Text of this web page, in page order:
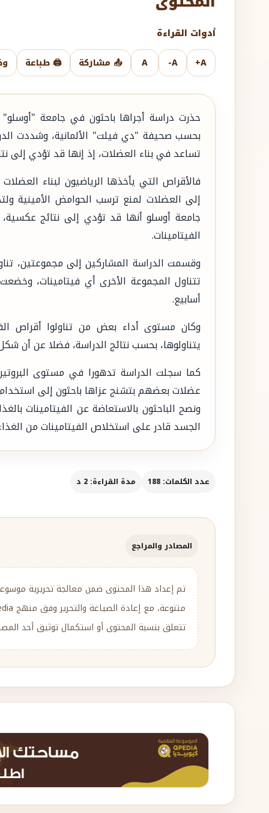
أدوات القراءة
A+
A-
A 📤 مشاركة 🖨️ طباعة
حذرت دراسة أجراها باحثون في جامعة
بحسب صحيفة "دي فيلت" الألمانية، وشددت
تساعد في بناء العضلات، إذ إنها قد تؤدي إلى
إلى العضلات لمنع ترسب الحوامض الأمينية
جامعة أوسلو أنها قد تؤدي إلى نتائج
الفيتامينات.
تتناول المجموعة الأخرى أي فيتامينات،
أسابيع.
وكان مستوى أداء بعض من تناولوا أقراص
يتناولوها، بحسب نتائج الدراسة، فضلا عن أن
كما سجلت الدراسة تدهورا في مستوى
عضلات بعضهم بتشنج عزاها باحثون إلى استخدام
ونصح الباحثون بالاستعاضة عن الفيتامينات
الجسد قادر على استخلاص الفيتامينات من
عدد الكلمات: 188 مدة القراءة: 2 د
المصادر والمراجع
تم إعداد هذا المحتوى ضمن معالجة تحريرية
تتعلق بنسبة المحتوى أو استكمال توثيق أحد